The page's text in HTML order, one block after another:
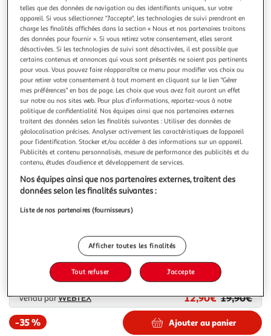
précédentesuivante
FREEGUN
Lot de 6 paires de chaussettes tiges courtes homme
Freegun noir/blanc
Découvrez ce lot de chaussettes basses FREEGUN. Ces
chaussettes sont confectionnées en microfibre pour une
résistance et une respirabilité accrue.Grâce à leur
composition en matières respirantes, elles se révèlent être
le choix idéal pour l'été, vous assurant fraîcheur et confort
tout au long de la
En savoir +
Vendu parWEBTEX
Couleur
Blanc
39/42
Livraison dès 4/5 jours
4,90€
Plus d'options
Vendu parWEBTEX 12,90€ 19,90€
-35 %
Ajouter au panier
telles que des données de navigation ou des identifiants uniques, sur votre
appareil. Si vous sélectionnez "J'accepte", les technologies de suivi prendront en
charge les finalités affichées dans la section « Nous et nos partenaires traitons
des données pour fournir ». Si vous retirez votre consentement, elles seront
désactivées. Si les technologies de suivi sont désactivées, il est possible que
certains contenus et annonces qui vous sont présentés ne soient pas pertinents
pour vous. Vous pouvez faire réapparaître ce menu pour modifier vos choix ou
pour retirer votre consentement à tout moment en cliquant sur le lien "Gérer
mes préférences" en bas de page. Les choix que vous avez fait auront un effet
sur notre ou nos sites web. Pour plus d’informations, reportez-vous à notre
politique de confidentialité. Nos équipes ainsi que nos partenaires externes
traitent des données selon les finalités suivantes : Utiliser des données de
géolocalisation précises. Analyser activement les caractéristiques de l’appareil
pour l’identification. Stocker et/ou accéder à des informations sur un appareil.
Publicités et contenu personnalisés, mesure de performance des publicités et du
contenu, études d’audience et développement de services.
Nos équipes ainsi que nos partenaires externes, traitent des
données selon les finalités suivantes :
Liste de nos partenaires (fournisseurs)
Afficher toutes les finalités
Tout refuser J'accepte